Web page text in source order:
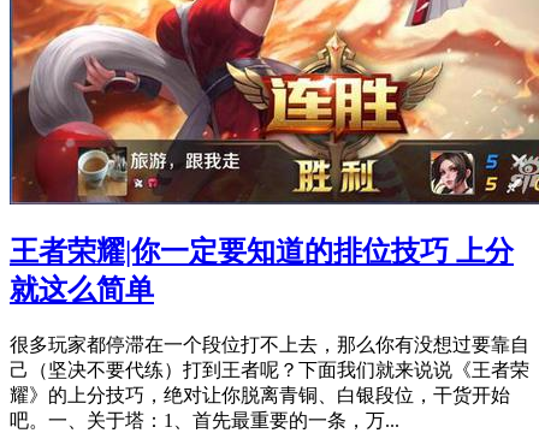
王者荣耀|你一定要知道的排位技巧 上分
就这么简单
很多玩家都停滞在一个段位打不上去，那么你有没想过要靠自
己（坚决不要代练）打到王者呢？下面我们就来说说《王者荣
耀》的上分技巧，绝对让你脱离青铜、白银段位，干货开始
吧。一、关于塔：1、首先最重要的一条，万...